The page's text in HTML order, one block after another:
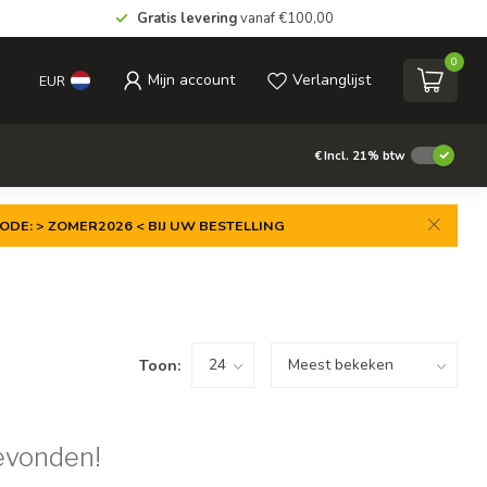
Gratis leveringvanaf €100,00
EUR Mijn account Verlanglijst
0
€Incl. 21% btw
> ZOMER2026 < BIJ UW BESTELLING
Toon: